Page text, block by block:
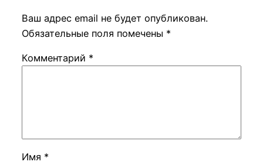
Ваш адрес email не будет опубликован.
Обязательные поля помечены *
Комментарий *
Имя *